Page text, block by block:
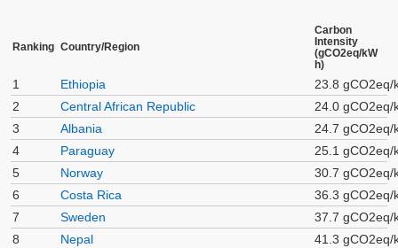
Ranking Country/Region
Carbon
Intensity
(gCO2eq/kW
h)
1 Ethiopia
23.8 gCO2eq/
2
Central African Republic
24.0 gCO2eq/
3
Albania
24.7 gCO2eq/
4
Paraguay
25.1 gCO2eq/
5
Norway
30.7 gCO2eq/
6
Costa Rica
36.3 gCO2eq/
7
Sweden
37.7 gCO2eq/
8
Nepal
41.3 gCO2eq/